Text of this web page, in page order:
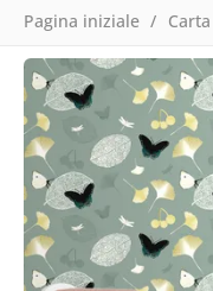
Pagina iniziale